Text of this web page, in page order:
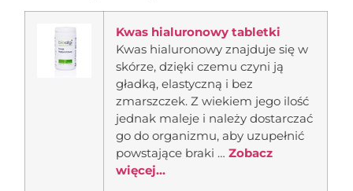
Kwas hialuronowy tabletki
Kwas hialuronowy znajduje się w
skórze, dzięki czemu czyni ją
gładką, elastyczną i bez
zmarszczek. Z wiekiem jego ilość
jednak maleje i należy dostarczać
go do organizmu, aby uzupełnić
powstające braki …Zobacz
więcej...